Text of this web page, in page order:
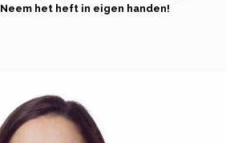
Neem het heft in eigen handen!